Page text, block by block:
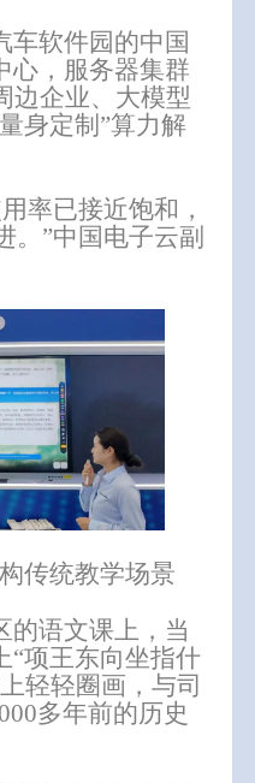
车软件园的中国
心，服务器集群
边企业、大模型
身定制”算力解
率已接近饱和，
。”中国电子云副
传统教学场景
的语文课上，当
“项王东向坐指什
轻轻圈画，与司
多年前的历史